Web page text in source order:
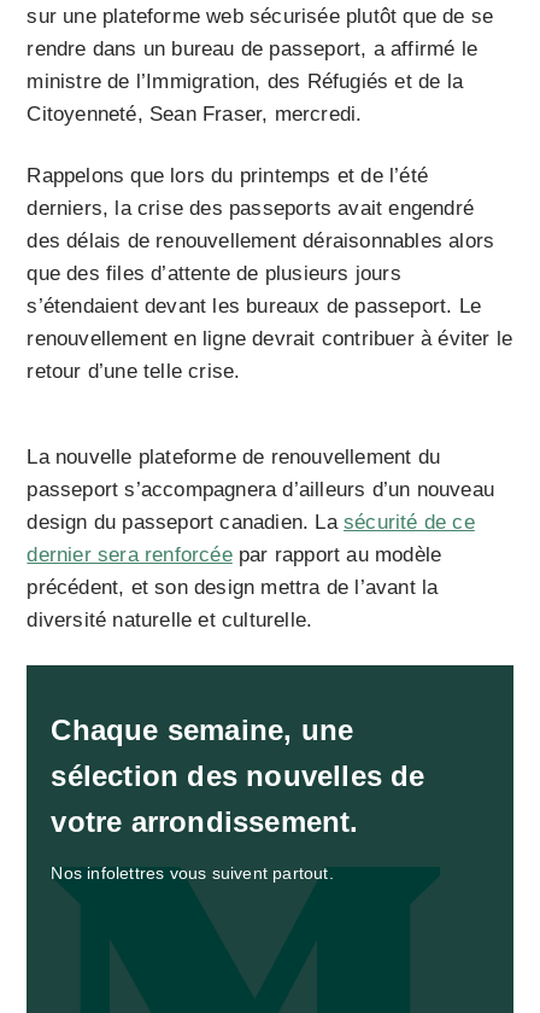
sur une plateforme web sécurisée plutôt que de se
rendre dans un bureau de passeport, a affirmé le
ministre de l’Immigration, des Réfugiés et de la
Citoyenneté, Sean Fraser, mercredi.
Rappelons que lors du printemps et de l’été
derniers, la crise des passeports avait engendré
des délais de renouvellement déraisonnables alors
que des files d’attente de plusieurs jours
s’étendaient devant les bureaux de passeport. Le
renouvellement en ligne devrait contribuer à éviter le
retour d’une telle crise.
La nouvelle plateforme de renouvellement du
passeport s’accompagnera d’ailleurs d’un nouveau
design du passeport canadien. Lasécurité de ce
dernier sera renforcéepar rapport au modèle
précédent, et son design mettra de l’avant la
diversité naturelle et culturelle.
Chaque semaine, une
sélection des nouvelles de
votre arrondissement.
Nos infolettres vous suivent partout.